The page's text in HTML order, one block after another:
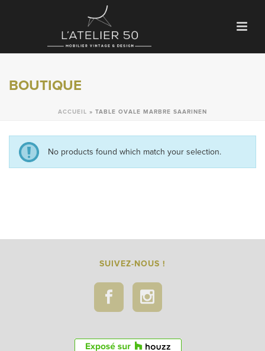
BOUTIQUE
ACCUEIL » TABLE OVALE MARBRE SAARINEN
No products found which match your selection.
SUIVEZ-NOUS !